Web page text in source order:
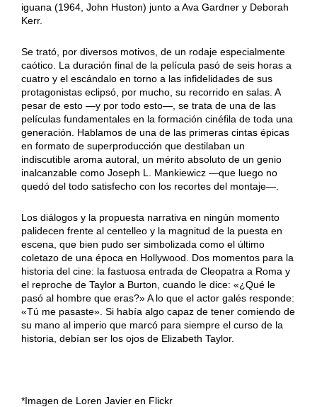
iguana (1964, John Huston) junto a Ava Gardner y Deborah
Kerr.
Se trató, por diversos motivos, de un rodaje especialmente
caótico. La duración final de la película pasó de seis horas a
cuatro y el escándalo en torno a las infidelidades de sus
protagonistas eclipsó, por mucho, su recorrido en salas. A
pesar de esto —y por todo esto—, se trata de una de las
películas fundamentales en la formación cinéfila de toda una
generación. Hablamos de una de las primeras cintas épicas
en formato de superproducción que destilaban un
indiscutible aroma autoral, un mérito absoluto de un genio
inalcanzable como Joseph L. Mankiewicz —que luego no
quedó del todo satisfecho con los recortes del montaje—.
Los diálogos y la propuesta narrativa en ningún momento
palidecen frente al centelleo y la magnitud de la puesta en
escena, que bien pudo ser simbolizada como el último
coletazo de una época en Hollywood. Dos momentos para la
historia del cine: la fastuosa entrada de Cleopatra a Roma y
el reproche de Taylor a Burton, cuando le dice: «¿Qué le
pasó al hombre que eras?» A lo que el actor galés responde:
«Tú me pasaste». Si había algo capaz de tener comiendo de
su mano al imperio que marcó para siempre el curso de la
historia, debían ser los ojos de Elizabeth Taylor.
*Imagen de Loren Javier en Flickr